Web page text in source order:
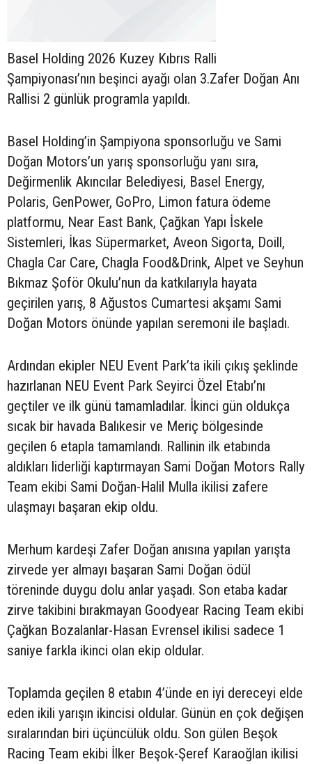
Basel Holding 2026 Kuzey Kıbrıs Ralli
Şampiyonası’nın beşinci ayağı olan 3.Zafer Doğan Anı
Rallisi 2 günlük programla yapıldı.
Basel Holding’in Şampiyona sponsorluğu ve Sami
Doğan Motors’un yarış sponsorluğu yanı sıra,
Değirmenlik Akıncılar Belediyesi, Basel Energy,
Polaris, GenPower, GoPro, Limon fatura ödeme
platformu, Near East Bank, Çağkan Yapı İskele
Sistemleri, İkas Süpermarket, Aveon Sigorta, Doill,
Chagla Car Care, Chagla Food&Drink, Alpet ve Seyhun
Bıkmaz Şoför Okulu’nun da katkılarıyla hayata
geçirilen yarış, 8 Ağustos Cumartesi akşamı Sami
Doğan Motors önünde yapılan seremoni ile başladı.
Ardından ekipler NEU Event Park’ta ikili çıkış şeklinde
hazırlanan NEU Event Park Seyirci Özel Etabı’nı
geçtiler ve ilk günü tamamladılar. İkinci gün oldukça
sıcak bir havada Balıkesir ve Meriç bölgesinde
geçilen 6 etapla tamamlandı. Rallinin ilk etabında
aldıkları liderliği kaptırmayan Sami Doğan Motors Rally
Team ekibi Sami Doğan-Halil Mulla ikilisi zafere
ulaşmayı başaran ekip oldu.
Merhum kardeşi Zafer Doğan anısına yapılan yarışta
zirvede yer almayı başaran Sami Doğan ödül
töreninde duygu dolu anlar yaşadı. Son etaba kadar
zirve takibini bırakmayan Goodyear Racing Team ekibi
Çağkan Bozalanlar-Hasan Evrensel ikilisi sadece 1
saniye farkla ikinci olan ekip oldular.
Toplamda geçilen 8 etabın 4’ünde en iyi dereceyi elde
eden ikili yarışın ikincisi oldular. Günün en çok değişen
sıralarından biri üçüncülük oldu. Son gülen Beşok
Racing Team ekibi İlker Beşok-Şeref Karaoğlan ikilisi